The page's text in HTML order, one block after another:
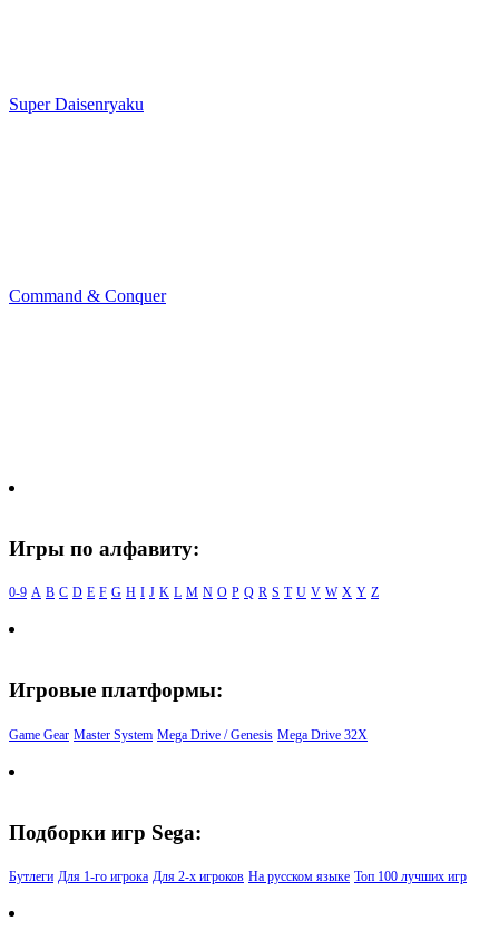
Super Daisenryaku
Command & Conquer
Игры по алфавиту:
0-9 A B C D E F G H I J K L M N O P Q R S T U V W X Y Z
Игровые платформы:
Game Gear Master System Mega Drive / Genesis Mega Drive 32X
Подборки игр Sega:
Бутлеги Для 1-го игрока Для 2-х игроков На русском языке Топ 100 лучших игр